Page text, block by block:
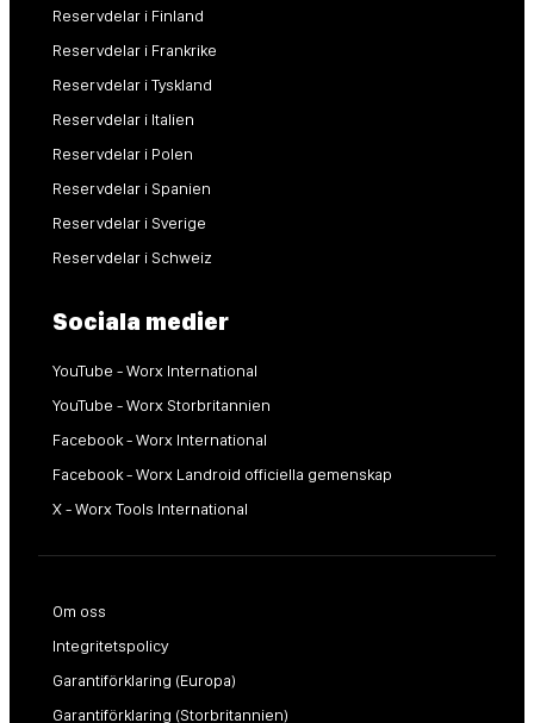
Reservdelar i Finland
Reservdelar i Frankrike
Reservdelar i Tyskland
Reservdelar i Italien
Reservdelar i Polen
Reservdelar i Spanien
Reservdelar i Sverige
Reservdelar i Schweiz
Sociala medier
YouTube - Worx International
YouTube - Worx Storbritannien
Facebook - Worx International
Facebook - Worx Landroid officiella gemenskap
X - Worx Tools International
Om oss
Integritetspolicy
Garantiförklaring (Europa)
Garantiförklaring (Storbritannien)